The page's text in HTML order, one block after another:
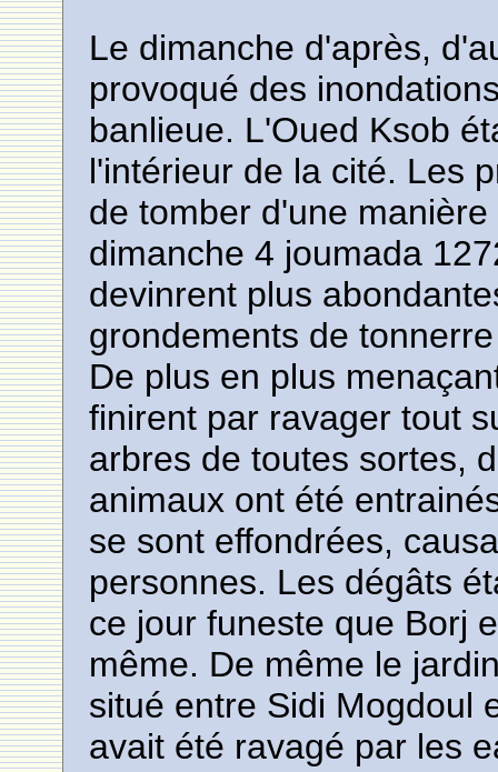
Le dimanche d'après,
provoqué des
banlieue. L'Oued Ksob
l'intérieur de la cité. Les
de tomber d'une
dimanche 4 joumada
devinrent plus
grondements de
De plus en plus
finirent par ravager tout
arbres de toutes sortes,
animaux ont été
se sont effondrées,
personnes. Les dégâts
ce jour funeste que Borj
même. De même le
situé entre Sidi Mogdoul
avait été ravagé par les